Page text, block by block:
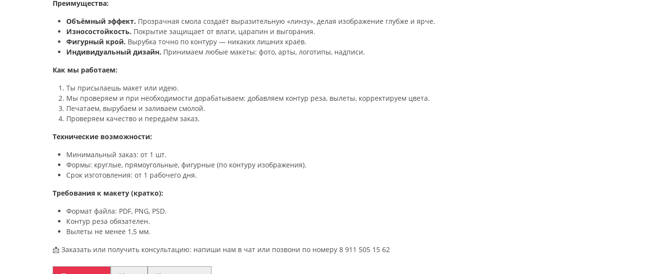
Преимущества:
Объёмный эффект. Прозрачная смола создаёт выразительную «линзу», делая изображение глубже и ярче.
Износостойкость. Покрытие защищает от влаги, царапин и выгорания.
Фигурный крой. Вырубка точно по контуру — никаких лишних краёв.
Индивидуальный дизайн. Принимаем любые макеты: фото, арты, логотипы, надписи.
Как мы работаем:
Ты присылаешь макет или идею.
Мы проверяем и при необходимости дорабатываем: добавляем контур реза, вылеты, корректируем цвета.
Печатаем, вырубаем и заливаем смолой.
Проверяем качество и передаём заказ.
Технические возможности:
Минимальный заказ: от 1 шт.
Формы: круглые, прямоугольные, фигурные (по контуру изображения).
Срок изготовления: от 1 рабочего дня.
Требования к макету (кратко):
Формат файла: PDF, PNG, PSD.
Контур реза обязателен.
Вылеты не менее 1,5 мм.
📩 Заказать или получить консультацию: напиши нам в чат или позвони по номеру 8 911 505 15 62